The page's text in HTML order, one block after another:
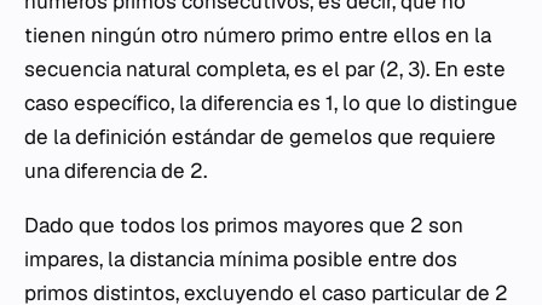
tienen ningún otro número primo entre ellos en la
secuencia natural completa, es el par (2, 3). En este
caso específico, la diferencia es 1, lo que lo distingue
de la definición estándar de gemelos que requiere
una diferencia de 2.
Dado que todos los primos mayores que 2 son
impares, la distancia mínima posible entre dos
primos distintos, excluyendo el caso particular de 2